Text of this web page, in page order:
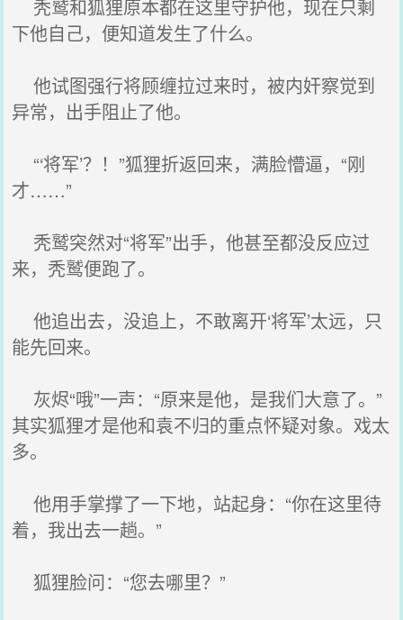
秃鹫和狐狸原本都在这里守护他，现在只剩
下他自己，便知道发生了什么。
他试图强行将顾缠拉过来时，被内奸察觉到
异常，出手阻止了他。
“‘将军’？！”狐狸折返回来，满脸懵逼，“刚
才……”
秃鹫突然对“将军”出手，他甚至都没反应过
来，秃鹫便跑了。
他追出去，没追上，不敢离开‘将军’太远，只
能先回来。
灰烬“哦”一声：“原来是他，是我们大意了。”
其实狐狸才是他和袁不归的重点怀疑对象。戏太
多。
他用手掌撑了一下地，站起身：“你在这里待
着，我出去一趟。”
狐狸脸问：“您去哪里？”